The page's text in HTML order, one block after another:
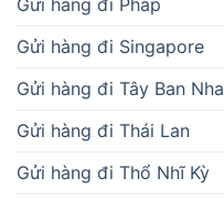
Gửi hàng đi Pháp
Gửi hàng đi Singapore
Gửi hàng đi Tây Ban Nha
Gửi hàng đi Thái Lan
Gửi hàng đi Thổ Nhĩ Kỳ